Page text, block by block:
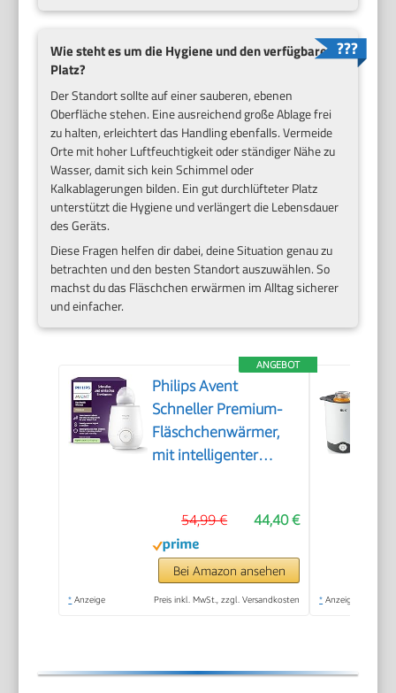
Wie steht es um die Hygiene und den verfügbaren
Platz?
Der Standort sollte auf einer sauberen, ebenen
Oberfläche stehen. Eine ausreichend große Ablage frei
zu halten, erleichtert das Handling ebenfalls. Vermeide
Orte mit hoher Luftfeuchtigkeit oder ständiger Nähe zu
Wasser, damit sich kein Schimmel oder
Kalkablagerungen bilden. Ein gut durchlüfteter Platz
unterstützt die Hygiene und verlängert die Lebensdauer
des Geräts.
Diese Fragen helfen dir dabei, deine Situation genau zu
betrachten und den besten Standort auszuwählen. So
machst du das Fläschchen erwärmen im Alltag sicherer
und einfacher.
ANGEBOT
Philips Avent
Schneller Premium-
Fläschchenwärmer,
mit intelligenter
automatischer
Abschaltung, Modell
SCF358/00
44,40 €
54,99 €
Bei Amazon ansehen
* Anzeige Preis inkl. MwSt., zzgl. Versandkosten * Anzeige